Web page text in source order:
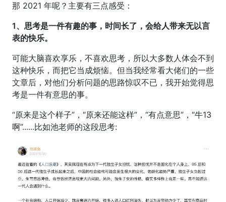
那 2021 年呢？主要有三点感受：
1、思考是一件有趣的事，时间长了，会给人带来无以言
表的快乐。
可能大脑喜欢享乐，不喜欢思考，所以大多数人体会不到
这种快乐，而把它当成烦恼。但当我经常看大佬们的一些
文章后，对他们分析问题的思路惊叹不已，我开始觉得思
考是一件有意思的事。
“原来是这个样子”，“原来还能这样”，“有点意思”，“牛13
啊”......比如池老师的这段思考: